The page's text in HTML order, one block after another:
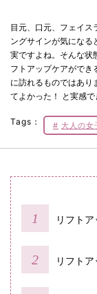
目元、口元、フェイ
ングサインが気になる
実ですよね。そんな状
フトアップケアができ
に訪れるものではあり
てよかった！ と実感で
Tags： 大人の女
リフト
リフト